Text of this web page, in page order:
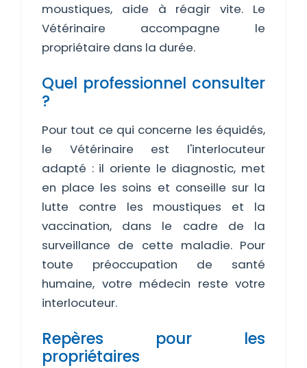
moustiques, aide à réagir vite. Le
Vétérinaire accompagne le
propriétaire dans la durée.
Quel professionnel consulter
?
Pour tout ce qui concerne les équidés,
le Vétérinaire est l'interlocuteur
adapté : il oriente le diagnostic, met
en place les soins et conseille sur la
lutte contre les moustiques et la
vaccination, dans le cadre de la
surveillance de cette maladie. Pour
toute préoccupation de santé
humaine, votre médecin reste votre
interlocuteur.
Repères pour les
propriétaires